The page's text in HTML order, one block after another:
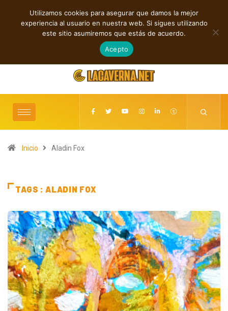
TENDENCIAS
Cuatro lanzamientos independientes entre introspección y fuerza
agosto 6, 2026
Inicio Aladin Fox
TAGS : ALADIN FOX
Utilizamos cookies para asegurar que damos la mejor
experiencia al usuario en nuestra web. Si sigues utilizando
este sitio asumiremos que estás de acuerdo.
Acepto